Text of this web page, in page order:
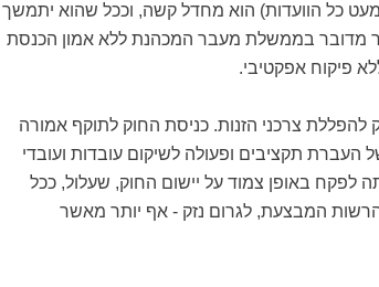
כל הוועדות) הוא מחדל קשה, וככל שהוא יתמשך
מדובר בממשלת מעבר המכהנת ללא אמון הכנסת
פיקוח אפקטיבי.
צרכני הזנות. כניסת החוק לתוקף אמורה
העברת תקציבים ופעולה לשיקום עובדות ועובדי
לפקח באופן צמוד על יישום החוק, שעלול, ככל
המבצעת, לגרום נזק - אף יותר מאשר